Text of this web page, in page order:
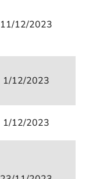
11/12/2023
1/12/2023
1/12/2023